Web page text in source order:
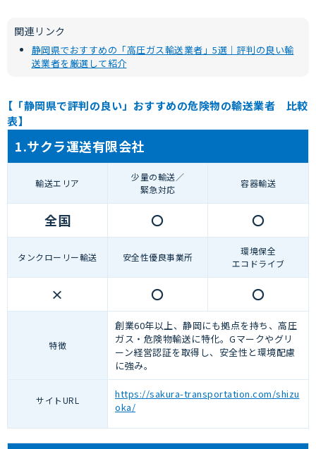
関連リンク
静岡県でおすすめの「高圧ガス輸送業者」5選｜評判の良い輸
送業者を厳選して紹介
【「静岡県で評判の良い」おすすめの危険物の輸送業者 比較
表】
1.サクラ運送有限会社
輸送エリア
少量の輸送／
緊急対応
容器輸送
全国 〇 〇
タンクローリー輸送 安全性優良事業所
環境保全
エコドライブ
× 〇 〇
特徴
創業60年以上、静岡にも拠点を持ち、高圧
ガス・危険物輸送に特化。Gマークやグリ
ーン経営認証を取得し、安全性と環境配慮
に強み。
サイトURL
https://sakura-transportation.com/shizu
oka/